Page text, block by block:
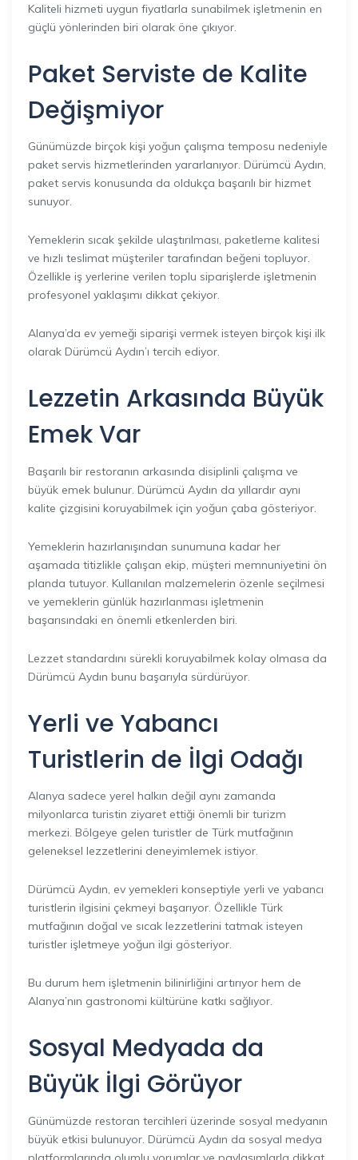
Kaliteli hizmeti uygun fiyatlarla sunabilmek işletmenin en
güçlü yönlerinden biri olarak öne çıkıyor.
Paket Serviste de Kalite
Değişmiyor
Günümüzde birçok kişi yoğun çalışma temposu nedeniyle
paket servis hizmetlerinden yararlanıyor. Dürümcü Aydın,
paket servis konusunda da oldukça başarılı bir hizmet
sunuyor.
Yemeklerin sıcak şekilde ulaştırılması, paketleme kalitesi
ve hızlı teslimat müşteriler tarafından beğeni topluyor.
Özellikle iş yerlerine verilen toplu siparişlerde işletmenin
profesyonel yaklaşımı dikkat çekiyor.
Alanya’da ev yemeği siparişi vermek isteyen birçok kişi ilk
olarak Dürümcü Aydın’ı tercih ediyor.
Lezzetin Arkasında Büyük
Emek Var
Başarılı bir restoranın arkasında disiplinli çalışma ve
büyük emek bulunur. Dürümcü Aydın da yıllardır aynı
kalite çizgisini koruyabilmek için yoğun çaba gösteriyor.
Yemeklerin hazırlanışından sunumuna kadar her
aşamada titizlikle çalışan ekip, müşteri memnuniyetini ön
planda tutuyor. Kullanılan malzemelerin özenle seçilmesi
ve yemeklerin günlük hazırlanması işletmenin
başarısındaki en önemli etkenlerden biri.
Lezzet standardını sürekli koruyabilmek kolay olmasa da
Dürümcü Aydın bunu başarıyla sürdürüyor.
Yerli ve Yabancı
Turistlerin de İlgi Odağı
Alanya sadece yerel halkın değil aynı zamanda
milyonlarca turistin ziyaret ettiği önemli bir turizm
merkezi. Bölgeye gelen turistler de Türk mutfağının
geleneksel lezzetlerini deneyimlemek istiyor.
Dürümcü Aydın, ev yemekleri konseptiyle yerli ve yabancı
turistlerin ilgisini çekmeyi başarıyor. Özellikle Türk
mutfağının doğal ve sıcak lezzetlerini tatmak isteyen
turistler işletmeye yoğun ilgi gösteriyor.
Bu durum hem işletmenin bilinirliğini artırıyor hem de
Alanya’nın gastronomi kültürüne katkı sağlıyor.
Sosyal Medyada da
Büyük İlgi Görüyor
Günümüzde restoran tercihleri üzerinde sosyal medyanın
büyük etkisi bulunuyor. Dürümcü Aydın da sosyal medya